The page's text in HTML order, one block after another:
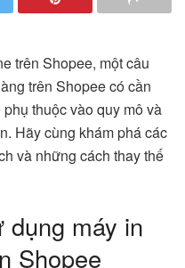
trên Shopee, một câu
trên Shopee có cần
thuộc vào quy mô và
Hãy cùng khám phá các
và những cách thay thế
máy in
Shopee